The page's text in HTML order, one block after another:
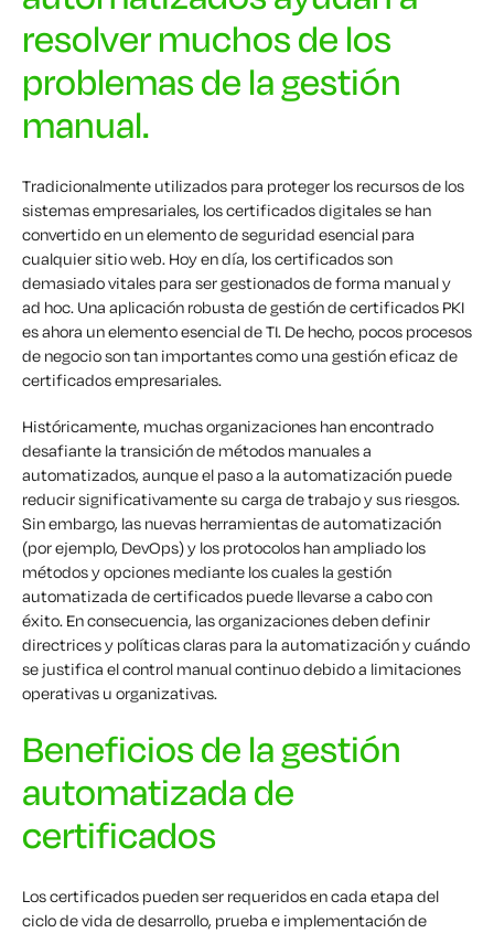
resolver muchos de los
problemas de la gestión
manual.
Tradicionalmente utilizados para proteger los recursos de los
sistemas empresariales, los certificados digitales se han
convertido en un elemento de seguridad esencial para
cualquier sitio web. Hoy en día, los certificados son
demasiado vitales para ser gestionados de forma manual y
ad hoc. Una aplicación robusta de gestión de certificados PKI
es ahora un elemento esencial de TI. De hecho, pocos procesos
de negocio son tan importantes como una gestión eficaz de
certificados empresariales.
Históricamente, muchas organizaciones han encontrado
desafiante la transición de métodos manuales a
automatizados, aunque el paso a la automatización puede
reducir significativamente su carga de trabajo y sus riesgos.
Sin embargo, las nuevas herramientas de automatización
(por ejemplo, DevOps) y los protocolos han ampliado los
métodos y opciones mediante los cuales la gestión
automatizada de certificados puede llevarse a cabo con
éxito. En consecuencia, las organizaciones deben definir
directrices y políticas claras para la automatización y cuándo
se justifica el control manual continuo debido a limitaciones
operativas u organizativas.
Beneficios de la gestión
automatizada de
certificados
Los certificados pueden ser requeridos en cada etapa del
ciclo de vida de desarrollo, prueba e implementación de